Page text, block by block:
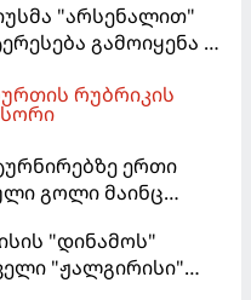
გადადის
"არსენალით"
გამოიყენა და
გააგრძელა
რუბრიკის
ერთი
გოლი მაინც
"დინამოს"
"ჟალგირისი"